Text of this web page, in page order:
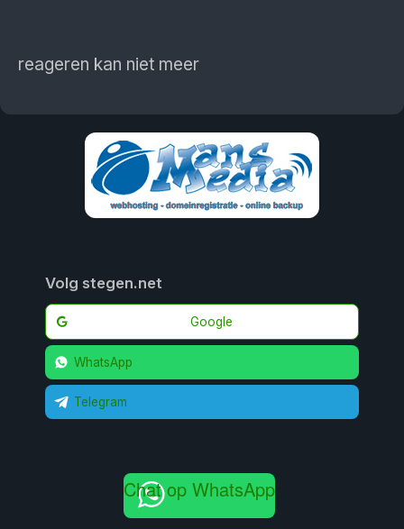
reageren kan niet meer
Volg stegen.net
Google
WhatsApp
Telegram
Chat op WhatsApp